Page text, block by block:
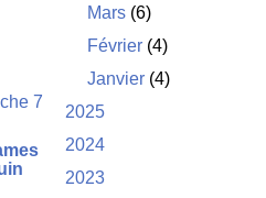
Mars (6)
Février (4)
Janvier (4)
2025
2024
2023